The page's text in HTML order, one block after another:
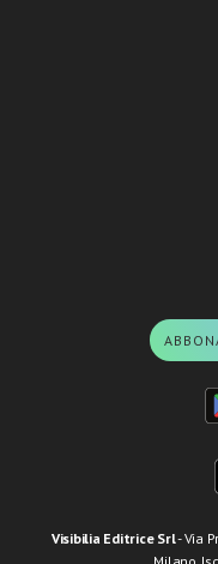
Visibilia Editrice Srl- Via